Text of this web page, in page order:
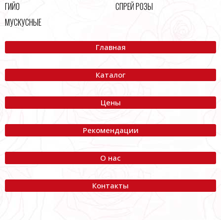
ГИЙО
МУСКУСНЫЕ
СПРЕЙ РОЗЫ
Главная
Каталог
Цены
Рекомендации
О нас
Контакты